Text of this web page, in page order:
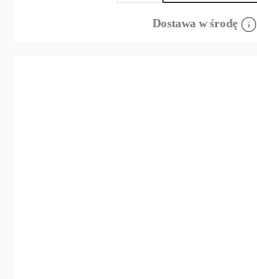
Dostawa w środę